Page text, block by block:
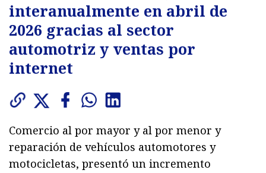
interanualmente en abril de
2026 gracias al sector
automotriz y ventas por
internet
Comercio al por mayor y al por menor y
reparación de vehículos automotores y
motocicletas, presentó un incremento